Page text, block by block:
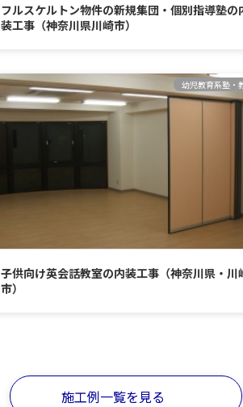
フルスケルトン物件の新規集団・個別指導塾の
装工事（神奈川県川崎市）
幼児教育系塾・
子供向け英会話教室の内装工事（神奈川県・川
市）
施工例一覧を見る